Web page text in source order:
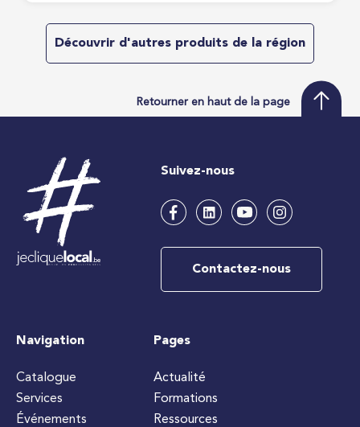
Découvrir d'autres produits de la région
Retourner en haut de la page
Suivez-nous
Contactez-nous
Navigation
Catalogue
Services
Événements
Pages
Actualité
Formations
Ressources